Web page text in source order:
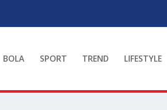
BOLA SPORT TREND LIFESTYLE